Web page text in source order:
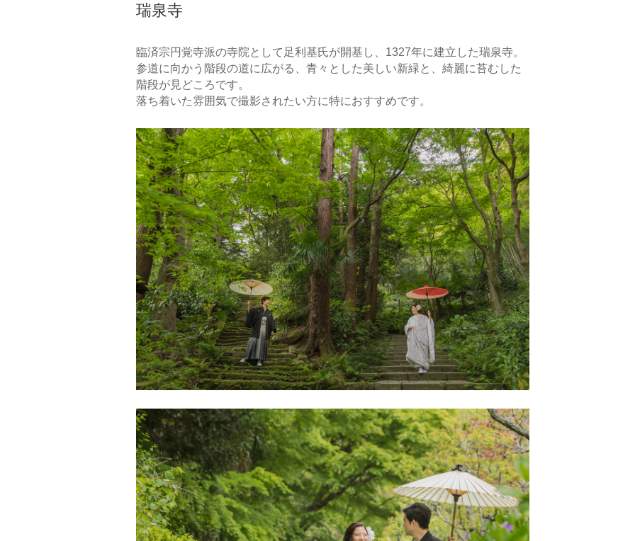
瑞泉寺
臨済宗円覚寺派の寺院として足利基氏が開基し、1327年に建立した瑞泉寺。
参道に向かう階段の道に広がる、青々とした美しい新緑と、綺麗に苔むした
階段が見どころです。
落ち着いた雰囲気で撮影されたい方に特におすすめです。